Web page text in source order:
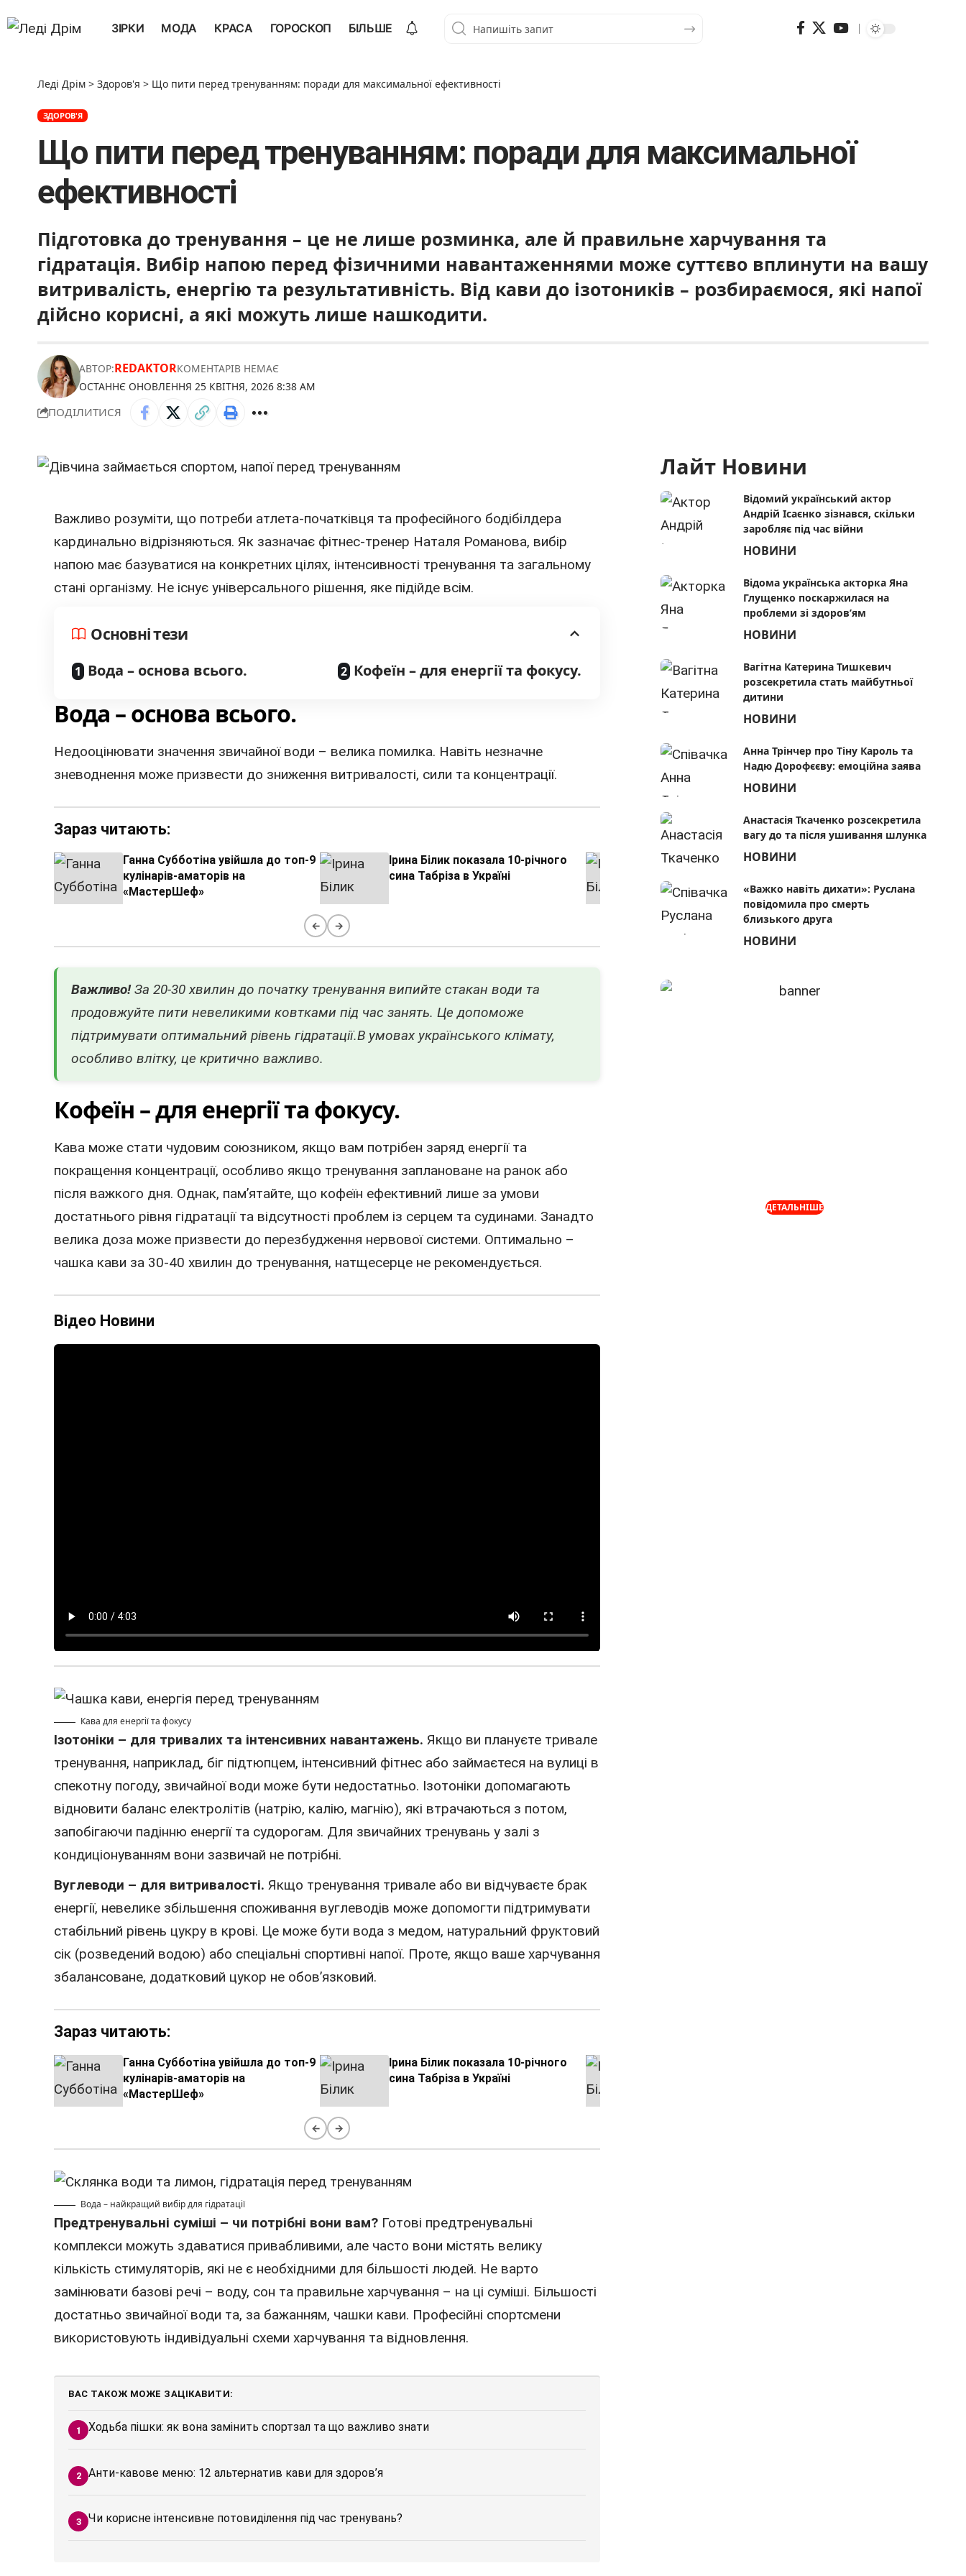
ЗІРКИ МОДА КРАСА ГОРОСКОП БІЛЬШЕ
Леді Дрім > Здоров'я > Що пити перед тренуванням: поради для максимальної ефективності
ЗДОРОВ'Я
Що пити перед тренуванням: поради для максимальної
ефективності
Підготовка до тренування – це не лише розминка, але й правильне харчування та
гідратація. Вибір напою перед фізичними навантаженнями може суттєво вплинути на вашу
витривалість, енергію та результативність. Від кави до ізотоників – розбираємося, які напої
дійсно корисні, а які можуть лише нашкодити.
ОСТАННЄ ОНОВЛЕННЯ 25 КВІТНЯ, 2026 8:38 AM
АВТОР:REDAKTORКОМЕНТАРІВ НЕМАЄ
ПОДІЛИТИСЯ
Важливо розуміти, що потреби атлета-початківця та професійного бодібілдера
кардинально відрізняються. Як зазначає фітнес-тренер Наталя Романова, вибір
напою має базуватися на конкретних цілях, інтенсивності тренування та загальному
стані організму. Не існує універсального рішення, яке підійде всім.
Основні тези
Вода – основа всього. Кофеїн – для енергії та фокусу.
Вода – основа всього.
Недооцінювати значення звичайної води – велика помилка. Навіть незначне
зневоднення може призвести до зниження витривалості, сили та концентрації.
Зараз читають:
Ганна Субботіна увійшла до топ-9
кулінарів-аматорів на
«МастерШеф»
Ірина Білик показала 10-річного
сина Табріза в Україні
Ірина Білик з 10-річним сином
Прикарпатті
← →
Важливо!За 20-30 хвилин до початку тренування випийте стакан води та
продовжуйте пити невеликими ковтками під час занять. Це допоможе
підтримувати оптимальний рівень гідратації.В умовах українського клімату,
особливо влітку, це критично важливо.
Кофеїн – для енергії та фокусу.
Кава може стати чудовим союзником, якщо вам потрібен заряд енергії та
покращення концентрації, особливо якщо тренування заплановане на ранок або
після важкого дня. Однак, пам’ятайте, що кофеїн ефективний лише за умови
достатнього рівня гідратації та відсутності проблем із серцем та судинами. Занадто
велика доза може призвести до перезбудження нервової системи. Оптимально –
чашка кави за 30-40 хвилин до тренування, натщесерце не рекомендується.
Відео Новини
Кава для енергії та фокусу
Ізотоніки – для тривалих та інтенсивних навантажень. Якщо ви плануєте тривале
тренування, наприклад, біг підтюпцем, інтенсивний фітнес або займаєтеся на вулиці в
спекотну погоду, звичайної води може бути недостатньо. Ізотоніки допомагають
відновити баланс електролітів (натрію, калію, магнію), які втрачаються з потом,
запобігаючи падінню енергії та судорогам. Для звичайних тренувань у залі з
кондиціонуванням вони зазвичай не потрібні.
Вуглеводи – для витривалості. Якщо тренування тривале або ви відчуваєте брак
енергії, невелике збільшення споживання вуглеводів може допомогти підтримувати
стабільний рівень цукру в крові. Це може бути вода з медом, натуральний фруктовий
сік (розведений водою) або спеціальні спортивні напої. Проте, якщо ваше харчування
збалансоване, додатковий цукор не обов’язковий.
Зараз читають:
Ганна Субботіна увійшла до топ-9
кулінарів-аматорів на
«МастерШеф»
Ірина Білик показала 10-річного
сина Табріза в Україні
← →
Вода – найкращий вибір для гідратації
Предтренувальні суміші – чи потрібні вони вам? Готові предтренувальні
комплекси можуть здаватися привабливими, але часто вони містять велику
кількість стимуляторів, які не є необхідними для більшості людей. Не варто
замінювати базові речі – воду, сон та правильне харчування – на ці суміші. Більшості
достатньо звичайної води та, за бажанням, чашки кави. Професійні спортсмени
використовують індивідуальні схеми харчування та відновлення.
ВАС ТАКОЖ МОЖЕ ЗАЦІКАВИТИ:
Ходьба пішки: як вона замінить спортзал та що важливо знати
Анти-кавове меню: 12 альтернатив кави для здоров’я
Чи корисне інтенсивне потовиділення під час тренувань?
Лайт Новини
Відомий український актор
Андрій Ісаєнко зізнався, скільки
заробляє під час війни
НОВИНИ
Відома українська акторка Яна
Глущенко поскаржилася на
проблеми зі здоров’ям
НОВИНИ
Вагітна Катерина Тишкевич
розсекретила стать майбутньої
дитини
НОВИНИ
Анна Трінчер про Тіну Кароль та
Надю Дорофєєву: емоційна заява
НОВИНИ
Анастасія Ткаченко розсекретила
вагу до та після ушивання шлунка
НОВИНИ
«Важко навіть дихати»: Руслана
повідомила про смерть
близького друга
НОВИНИ
ДЕТАЛЬНІШЕ